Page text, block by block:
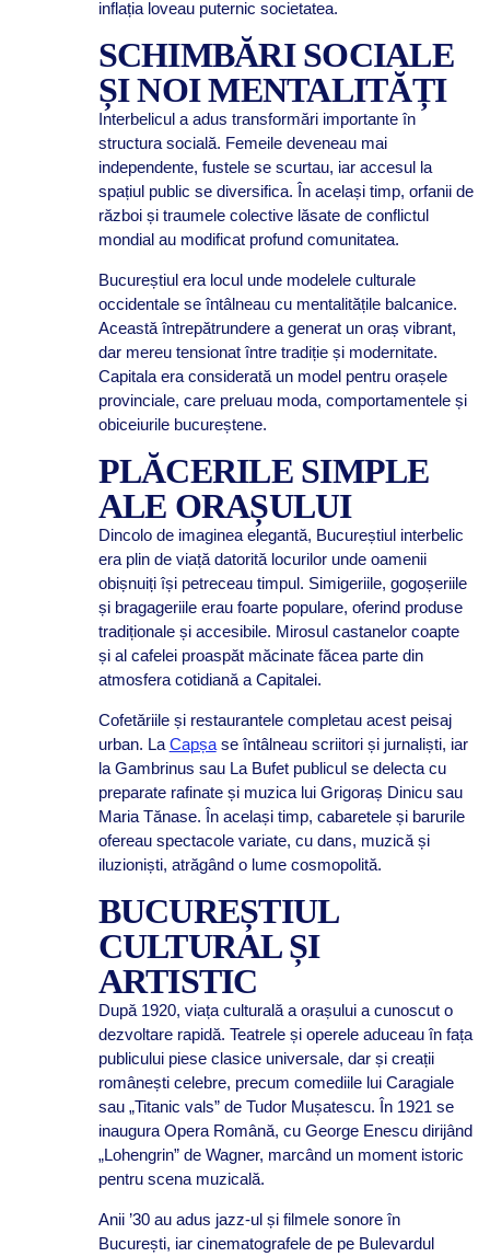
inflația loveau puternic societatea.
SCHIMBĂRI SOCIALE
ȘI NOI MENTALITĂȚI
Interbelicul a adus transformări importante în
structura socială. Femeile deveneau mai
independente, fustele se scurtau, iar accesul la
spațiul public se diversifica. În același timp, orfanii de
război și traumele colective lăsate de conflictul
mondial au modificat profund comunitatea.
Bucureștiul era locul unde modelele culturale
occidentale se întâlneau cu mentalitățile balcanice.
Această întrepătrundere a generat un oraș vibrant,
dar mereu tensionat între tradiție și modernitate.
Capitala era considerată un model pentru orașele
provinciale, care preluau moda, comportamentele și
obiceiurile bucureștene.
PLĂCERILE SIMPLE
ALE ORAȘULUI
Dincolo de imaginea elegantă, Bucureștiul interbelic
era plin de viață datorită locurilor unde oamenii
obișnuiți își petreceau timpul. Simigeriile, gogoșeriile
și bragageriile erau foarte populare, oferind produse
tradiționale și accesibile. Mirosul castanelor coapte
și al cafelei proaspăt măcinate făcea parte din
atmosfera cotidiană a Capitalei.
Cofetăriile și restaurantele completau acest peisaj
urban. La Capșase întâlneau scriitori și jurnaliști, iar
la Gambrinus sau La Bufet publicul se delecta cu
preparate rafinate și muzica lui Grigoraș Dinicu sau
Maria Tănase. În același timp, cabaretele și barurile
ofereau spectacole variate, cu dans, muzică și
iluzioniști, atrăgând o lume cosmopolită.
BUCUREȘTIUL
CULTURAL ȘI
ARTISTIC
După 1920, viața culturală a orașului a cunoscut o
dezvoltare rapidă. Teatrele și operele aduceau în fața
publicului piese clasice universale, dar și creații
românești celebre, precum comediile lui Caragiale
sau „Titanic vals” de Tudor Mușatescu. În 1921 se
inaugura Opera Română, cu George Enescu dirijând
„Lohengrin” de Wagner, marcând un moment istoric
pentru scena muzicală.
Anii ’30 au adus jazz-ul și filmele sonore în
București, iar cinematografele de pe Bulevardul